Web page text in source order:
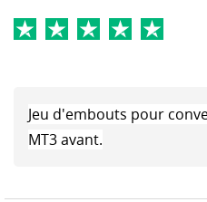
Jeu d'embouts pour
MT3 avant.